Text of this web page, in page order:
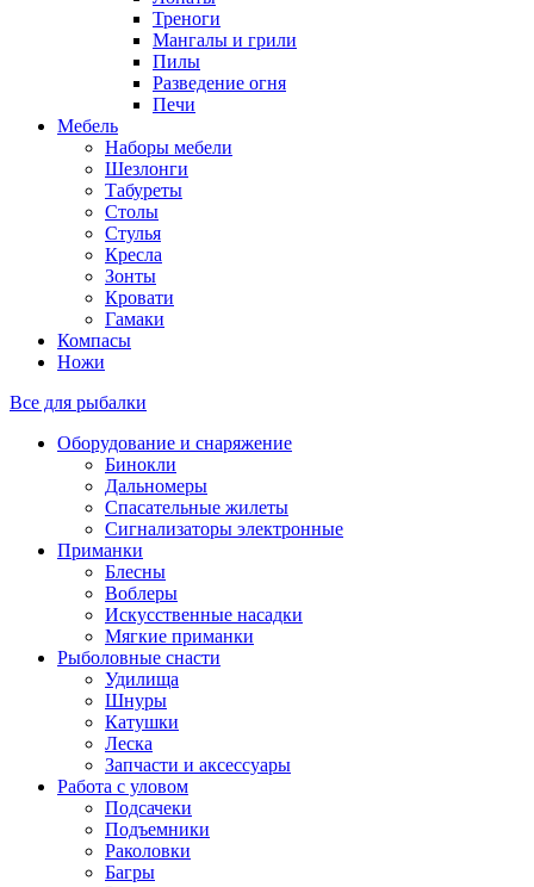
Треноги
Мангалы и грили
Пилы
Разведение огня
Печи
Мебель
Наборы мебели
Шезлонги
Табуреты
Столы
Стулья
Кресла
Зонты
Кровати
Гамаки
Компасы
Ножи
Все для рыбалки
Оборудование и снаряжение
Бинокли
Дальномеры
Спасательные жилеты
Сигнализаторы электронные
Приманки
Блесны
Воблеры
Искусственные насадки
Мягкие приманки
Рыболовные снасти
Удилища
Шнуры
Катушки
Леска
Запчасти и аксессуары
Работа с уловом
Подсачеки
Подъемники
Раколовки
Багры